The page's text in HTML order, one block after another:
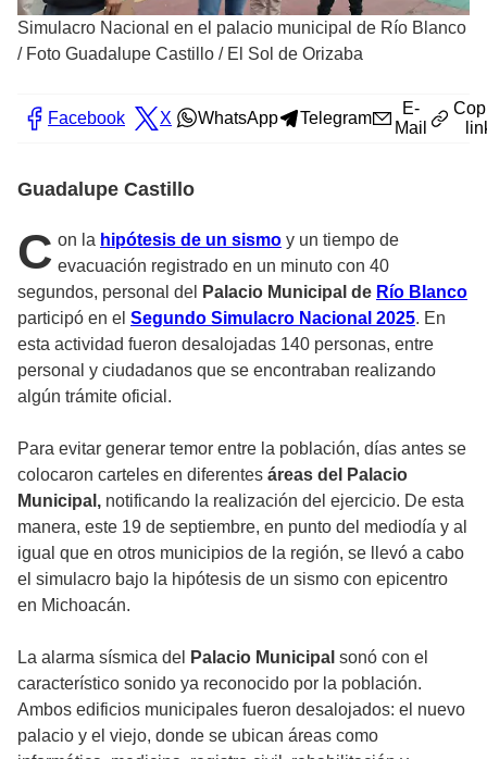
Simulacro Nacional en el palacio municipal de Río Blanco
/ Foto Guadalupe Castillo / El Sol de Orizaba
Facebook X WhatsApp Telegram
E-
Mail
Guadalupe Castillo
C on la hipótesis de un sismo y un tiempo de
evacuación registrado en un minuto con 40
segundos, personal del
Palacio Municipal de Río Blanco
participó en el Segundo Simulacro Nacional 2025. En
esta actividad fueron desalojadas 140 personas, entre
personal y ciudadanos que se encontraban realizando
algún trámite oficial.
Para evitar generar temor entre la población, días antes se
colocaron carteles en diferentes áreas del Palacio
Municipal, notificando la realización del ejercicio. De esta
manera, este 19 de septiembre, en punto del mediodía y al
igual que en otros municipios de la región, se llevó a cabo
el simulacro bajo la hipótesis de un sismo con epicentro
en Michoacán.
La alarma sísmica del Palacio Municipal sonó con el
característico sonido ya reconocido por la población.
Ambos edificios municipales fueron desalojados: el nuevo
palacio y el viejo, donde se ubican áreas como